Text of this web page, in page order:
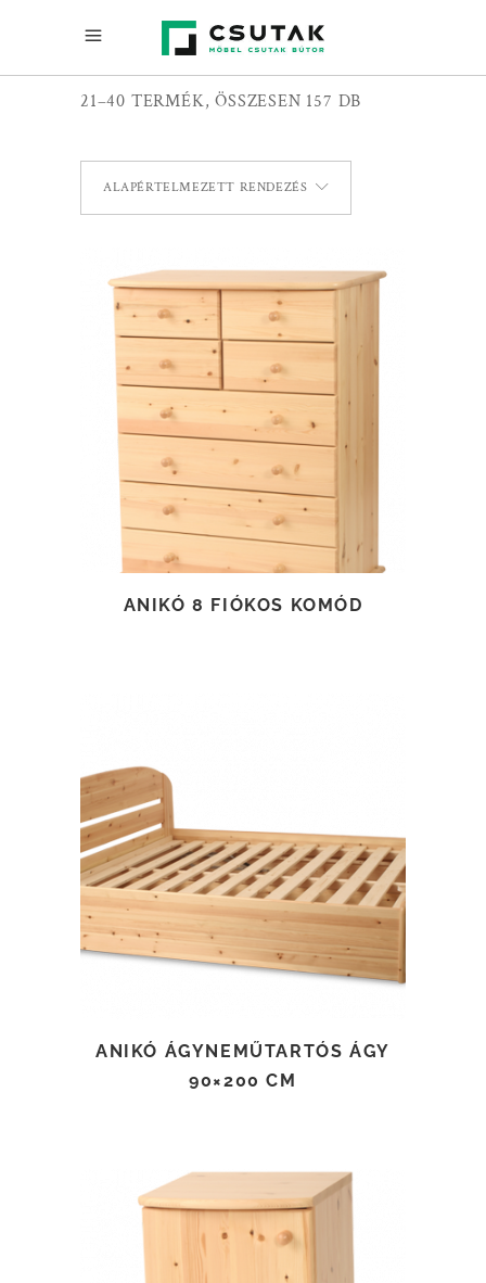
21–40 TERMÉK, ÖSSZESEN 157 DB
ALAPÉRTELMEZETT RENDEZÉS
TOVÁBB OLVASOM
ANIKÓ 8 FIÓKOS KOMÓD
TOVÁBB OLVASOM
ANIKÓ ÁGYNEMŰTARTÓS ÁGY
90×200 CM